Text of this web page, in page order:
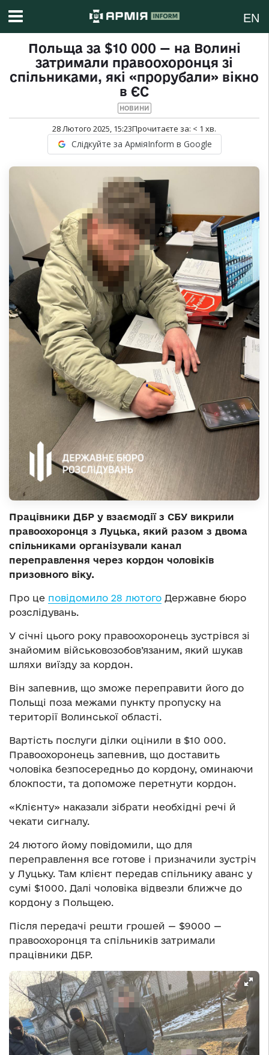
EN
Польща за $10 000 — на Волині
затримали правоохоронця зі
спільниками, які «прорубали» вікно
в ЄС
НОВИНИ
28 Лютого 2025, 15:23Прочитаєте за: < 1 хв.
Слідкуйте за АрміяInform в Google
Працівники ДБР у взаємодії з СБУ викрили
правоохоронця з Луцька, який разом з двома
спільниками організували канал
переправлення через кордон чоловіків
призовного віку.
Про це повідомило 28 лютого Державне бюро
розслідувань.
У січні цього року правоохоронець зустрівся зі
знайомим військовозобов’язаним, який шукав
шляхи виїзду за кордон.
Він запевнив, що зможе переправити його до
Польщі поза межами пункту пропуску на
території Волинської області.
Вартість послуги ділки оцінили в $10 000.
Правоохоронець запевнив, що доставить
чоловіка безпосередньо до кордону, оминаючи
блокпости, та допоможе перетнути кордон.
«Клієнту» наказали зібрати необхідні речі й
чекати сигналу.
24 лютого йому повідомили, що для
переправлення все готове і призначили зустріч
у Луцьку. Там клієнт передав спільнику аванс у
сумі $1000. Далі чоловіка відвезли ближче до
кордону з Польщею.
Після передачі решти грошей — $9000 —
правоохоронця та спільників затримали
працівники ДБР.